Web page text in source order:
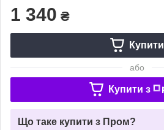
1 340 ₴
Купити
або
Купити з
Що таке купити з Пром?